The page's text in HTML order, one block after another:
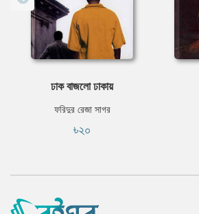
ঢাক বাজলো ঢাকায়
ফরিদুর রেজা সাগর
৳২০